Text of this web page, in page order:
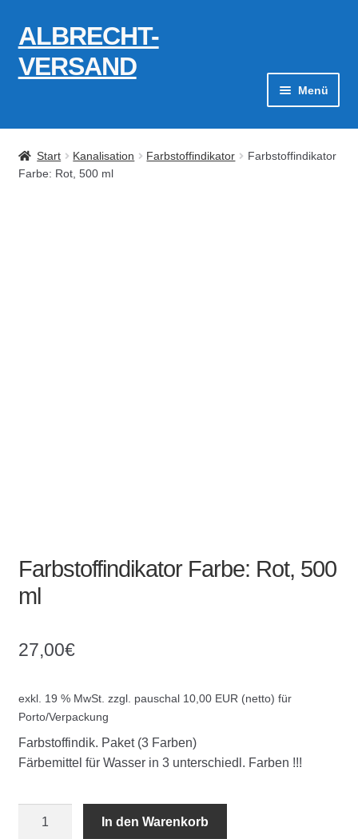
Zur
Navigation
springen
Zum
Inhalt
springen
ALBRECHT-
VERSAND
Menü
Zahlungsarten
AGB
GaLaBau
Kommunalbedarf
Neuheiten
Rohrauslassgitter
Start Kanalisation Farbstoffindikator
Farbstoffindikator
Farbe: Rot, 500 ml
Farbstoffindikator Farbe: Rot, 500
ml
27,00€
exkl. 19 % MwSt. zzgl. pauschal 10,00 EUR (netto) für
Porto/Verpackung
Farbstoffindik. Paket (3 Farben)
Färbemittel für Wasser in 3 unterschiedl. Farben !!!
In den Warenkorb